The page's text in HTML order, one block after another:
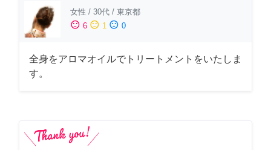
女性 / 30代 / 東京都
sentiment_satisfied 6 sentiment_neutral 1 sentiment_dissatisfied 0
全身をアロマオイルでトリートメントをいたしま
す。